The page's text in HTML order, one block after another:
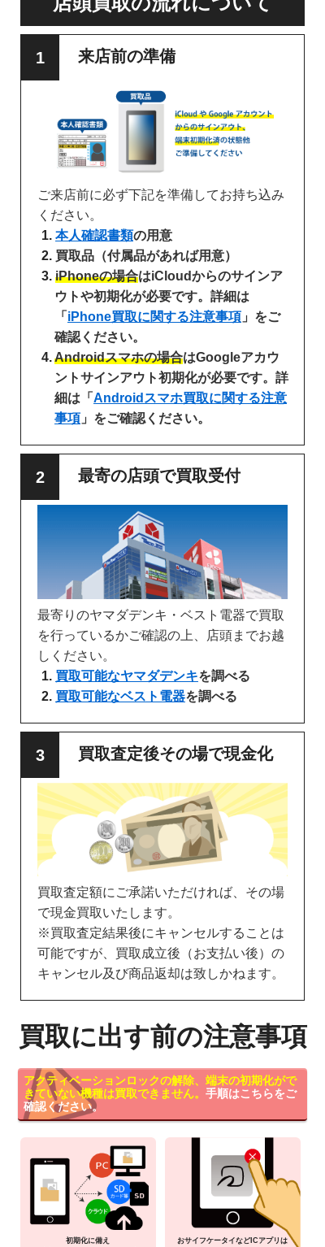
来店前の準備
ご来店前に必ず下記を準備してお持ち込み
ください。
本人確認書類の用意
買取品（付属品があれば用意）
iPhoneの場合はiCloudからのサインア
ウトや初期化が必要です。詳細は
「 iPhone買取に関する注意事項 」をご
確認ください。
Androidスマホの場合はGoogleアカウ
ントサインアウト初期化が必要です。詳
細は「 Androidスマホ買取に関する注意
事項 」をご確認ください。
最寄の店頭で買取受付
最寄りのヤマダデンキ・ベスト電器で買取
を行っているかご確認の上、店頭までお越
しください。
買取可能なヤマダデンキを調べる
買取可能なベスト電器を調べる
買取査定後その場で現金化
買取査定額にご承諾いただければ、その場
で現金買取いたします。
※買取査定結果後にキャンセルすることは
可能ですが、買取成立後（お支払い後）の
キャンセル及び商品返却は致しかねます。
買取に出す前の注意事項
アクティベーションロックの解除、端末の初期化がで
きていない機種は買取できません。 手順はこちらをご
確認ください。
初期化に備え
おサイフケータイなどICアプリは